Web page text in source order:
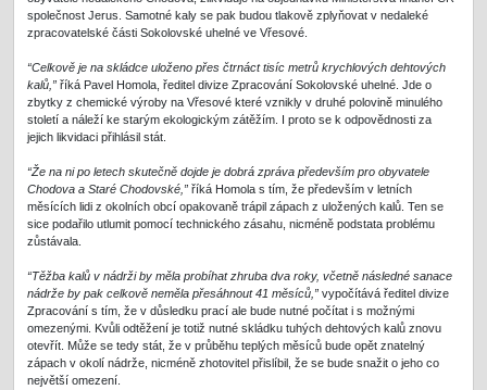
společnost Jerus. Samotné kaly se pak budou tlakově zplyňovat v nedaleké
zpracovatelské části Sokolovské uhelné ve Vřesové.
“Celkově je na skládce uloženo přes čtrnáct tisíc metrů krychlových dehtových
kalů,” říká Pavel Homola, ředitel divize Zpracování Sokolovské uhelné. Jde o
zbytky z chemické výroby na Vřesové které vznikly v druhé polovině minulého
století a náleží ke starým ekologickým zátěžím. I proto se k odpovědnosti za
jejich likvidaci přihlásil stát.
“Že na ni po letech skutečně dojde je dobrá zpráva především pro obyvatele
Chodova a Staré Chodovské,” říká Homola s tím, že především v letních
měsících lidi z okolních obcí opakovaně trápil zápach z uložených kalů. Ten se
sice podařilo utlumit pomocí technického zásahu, nicméně podstata problému
zůstávala.
“Těžba kalů v nádrži by měla probíhat zhruba dva roky, včetně následné sanace
nádrže by pak celkově neměla přesáhnout 41 měsíců,” vypočítává ředitel divize
Zpracování s tím, že v důsledku prací ale bude nutné počítat i s možnými
omezenými. Kvůli odtěžení je totiž nutné skládku tuhých dehtových kalů znovu
otevřít. Může se tedy stát, že v průběhu teplých měsíců bude opět znatelný
zápach v okolí nádrže, nicméně zhotovitel přislíbil, že se bude snažit o jeho co
největší omezení.